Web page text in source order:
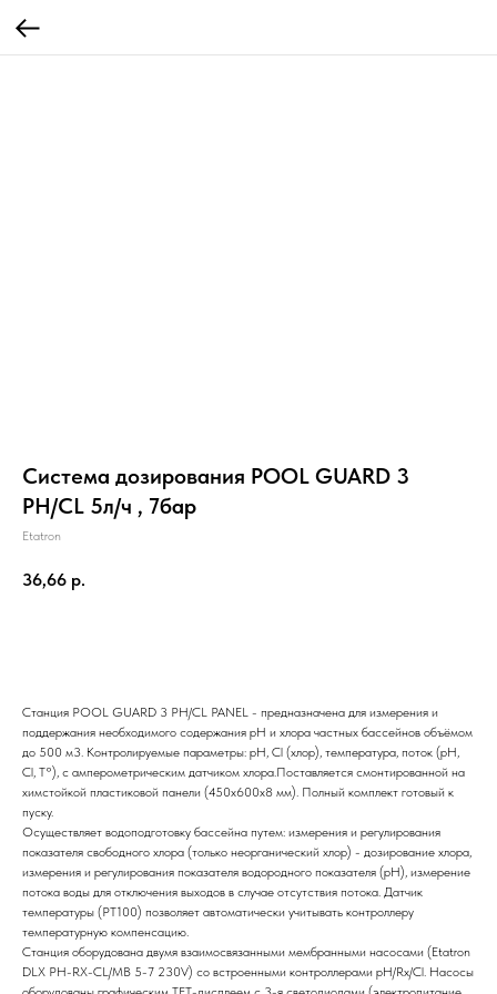
Система дозирования POOL GUARD 3
PH/CL 5л/ч , 7бар
Etatron
36,66 р.
Станция POOL GUARD 3 PH/CL PANEL - предназначена для измерения и
поддержания необходимого содержания pH и хлора частных бассейнов объёмом
до 500 м3. Контролируемые параметры: pH, Cl (хлор), температура, поток (рН,
Cl, Т°), с амперометрическим датчиком хлора.Поставляется смонтированной на
химстойкой пластиковой панели (450х600х8 мм). Полный комплект готовый к
пуску.
Осуществляет водоподготовку бассейна путем: измерения и регулирования
показателя свободного хлора (только неорганический хлор) - дозирование хлора,
измерения и регулирования показателя водородного показателя (pH), измерение
потока воды для отключения выходов в случае отсутствия потока. Датчик
температуры (PT100) позволяет автоматически учитывать контроллеру
температурную компенсацию.
Станция оборудована двумя взаимосвязанными мембранными насосами (Etatron
DLX PH-RX-CL/MB 5-7 230V) со встроенными контроллерами рН/Rx/Cl. Насосы